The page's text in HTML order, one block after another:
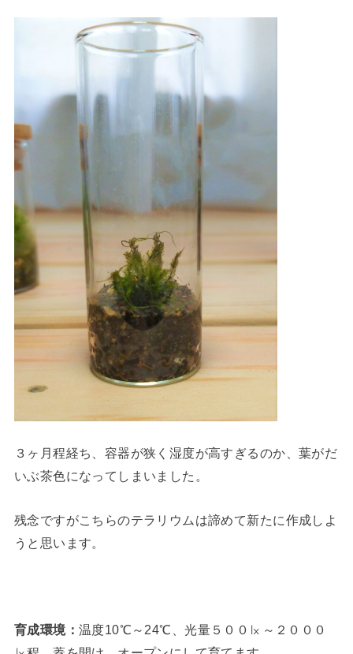
３ヶ月程経ち、容器が狭く湿度が高すぎるのか、葉がだ
いぶ茶色になってしまいました。
残念ですがこちらのテラリウムは諦めて新たに作成しよ
うと思います。
育成環境： 温度10℃～24℃、光量５００㏓～２０００